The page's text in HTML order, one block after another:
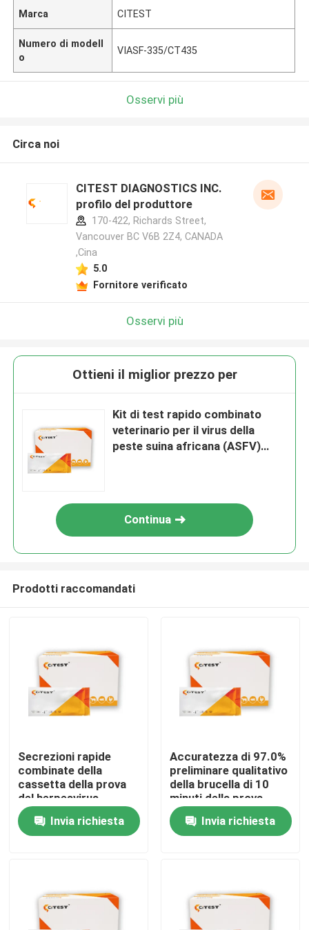
Casa
Circa noi
Marca CITEST
Numero di modell
o
VIASF-335/CT435
Osservi più
Circa noi
CITEST DIAGNOSTICS INC.
profilo del produttore
170-422, Richards Street,
Vancouver BC V6B 2Z4, CANADA
,Cina
5.0
Fornitore verificato
Osservi più
Ottieni il miglior prezzo per
Kit di test rapido combinato
veterinario per il virus della
peste suina africana (ASFV)
Continua
Prodotti raccomandati
Secrezioni rapide
combinate della
cassetta della prova
del herpesvirus
dell'antigene felino del
calicivirus 5 minuti
Invia richiesta
Accuratezza di 97.0%
preliminare qualitativo
della brucella di 10
minuti della prova
bovina dell'antigene
Invia richiesta